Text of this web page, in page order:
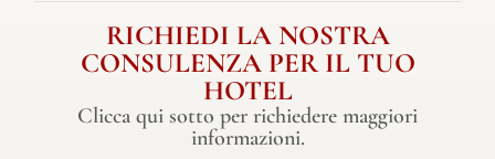
RICHIEDI LA NOSTRA
CONSULENZA PER IL TUO
HOTEL
Clicca qui sotto per richiedere maggiori
informazioni.